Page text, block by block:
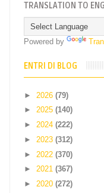
TRANSLATION TO
Powered by
ENTRI DI BLOG
► 2026(79)
►2025(140)
►2024(222)
► 2023(312)
► 2022(370)
►2021(367)
►2020(272)